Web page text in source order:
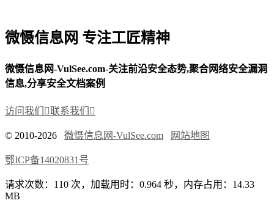
微慑信息网 专注工匠精神
微慑信息网-VulSee.com-关注前沿安全态势,聚合网络安全漏洞
信息,分享安全文档案例
访问我们 联系我们 
© 2010-2026 微慑信息网-VulSee.com 网站地图
鄂ICP备14020831号
请求次数：110 次，加载用时：0.964 秒，内存占用：14.33
MB